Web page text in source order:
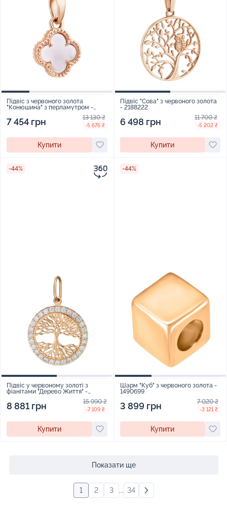
Підвіс з червоного золота
"Конюшина" з перламутром -
7 454 грн 13 130 ₴
-5 676 ₴
Купити
Підвіс "Сова" з червоного золота
- 2188222
6 498 грн 11 700 ₴
-5 202 ₴
Купити
-44%
Підвіс у червоному золоті з
фіанітами "Дерево Життя" -
8 881 грн 15 990 ₴
-7 109 ₴
Купити
-44%
Шарм "Куб" з червоного золота -
1490699
3 899 грн 7 020 ₴
-3 121 ₴
Купити
Показати ще
1 2 3 ... 34